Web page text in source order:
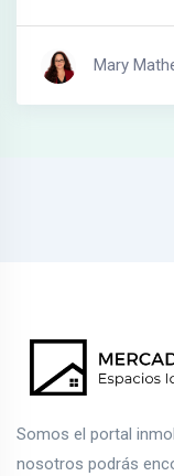
Mary
Somos el portal
nosotros podrás